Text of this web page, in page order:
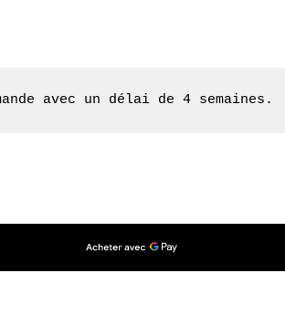
avec un délai de 4 semaines.